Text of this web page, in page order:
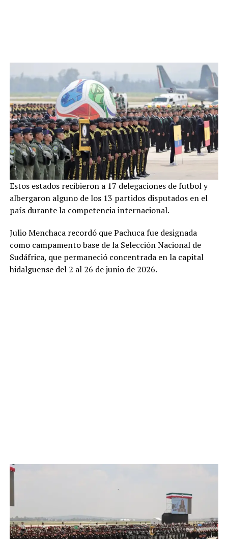
Estos estados recibieron a 17 delegaciones de futbol y
albergaron alguno de los 13 partidos disputados en el
país durante la competencia internacional.
Julio Menchaca recordó que Pachuca fue designada
como campamento base de la Selección Nacional de
Sudáfrica, que permaneció concentrada en la capital
hidalguense del 2 al 26 de junio de 2026.